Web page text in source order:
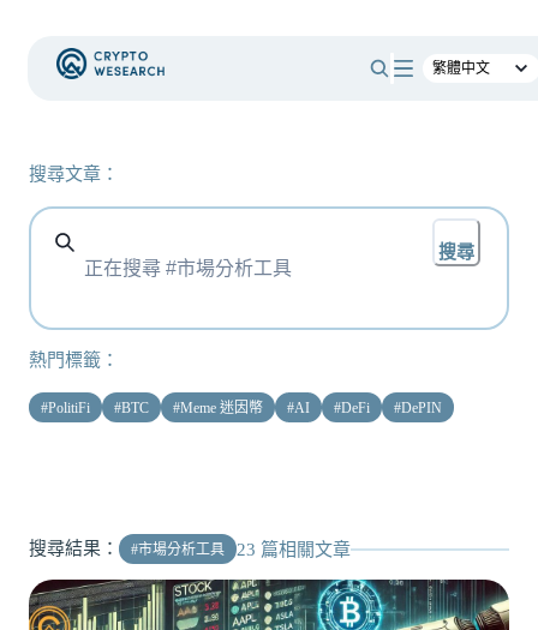
搜尋文章：
搜尋
熱門標籤：
#PolitiFi #BTC #Meme 迷因幣 #AI #DeFi #DePIN
搜尋結果： #市場分析工具 23 篇相關文章